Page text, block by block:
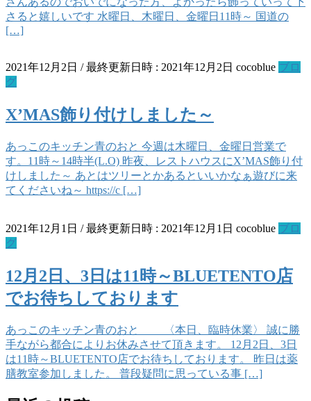
さると嬉しいです 水曜日、木曜日、金曜日11時～ 国道の
[…]
2021年12月2日 / 最終更新日時 : 2021年12月2日 cocoblue ブロ
グ
X’MAS飾り付けしました～
あっこのキッチン青のおと 今週は木曜日、金曜日営業で
す。11時～14時半(L.O) 昨夜、レストハウスにX’MAS飾り付
けしました～ あとはツリーとかあるといいかなぁ遊びに来
てくださいね～ https://c […]
2021年12月1日 / 最終更新日時 : 2021年12月1日 cocoblue ブロ
グ
12月2日、3日は11時～BLUETENTO店
でお待ちしております
あっこのキッチン青のおと 〈本日、臨時休業〉 誠に勝
手ながら都合によりお休みさせて頂きます。 12月2日、3日
は11時～BLUETENTO店でお待ちしております。 昨日は薬
膳教室参加しました。 普段疑問に思っている事 […]